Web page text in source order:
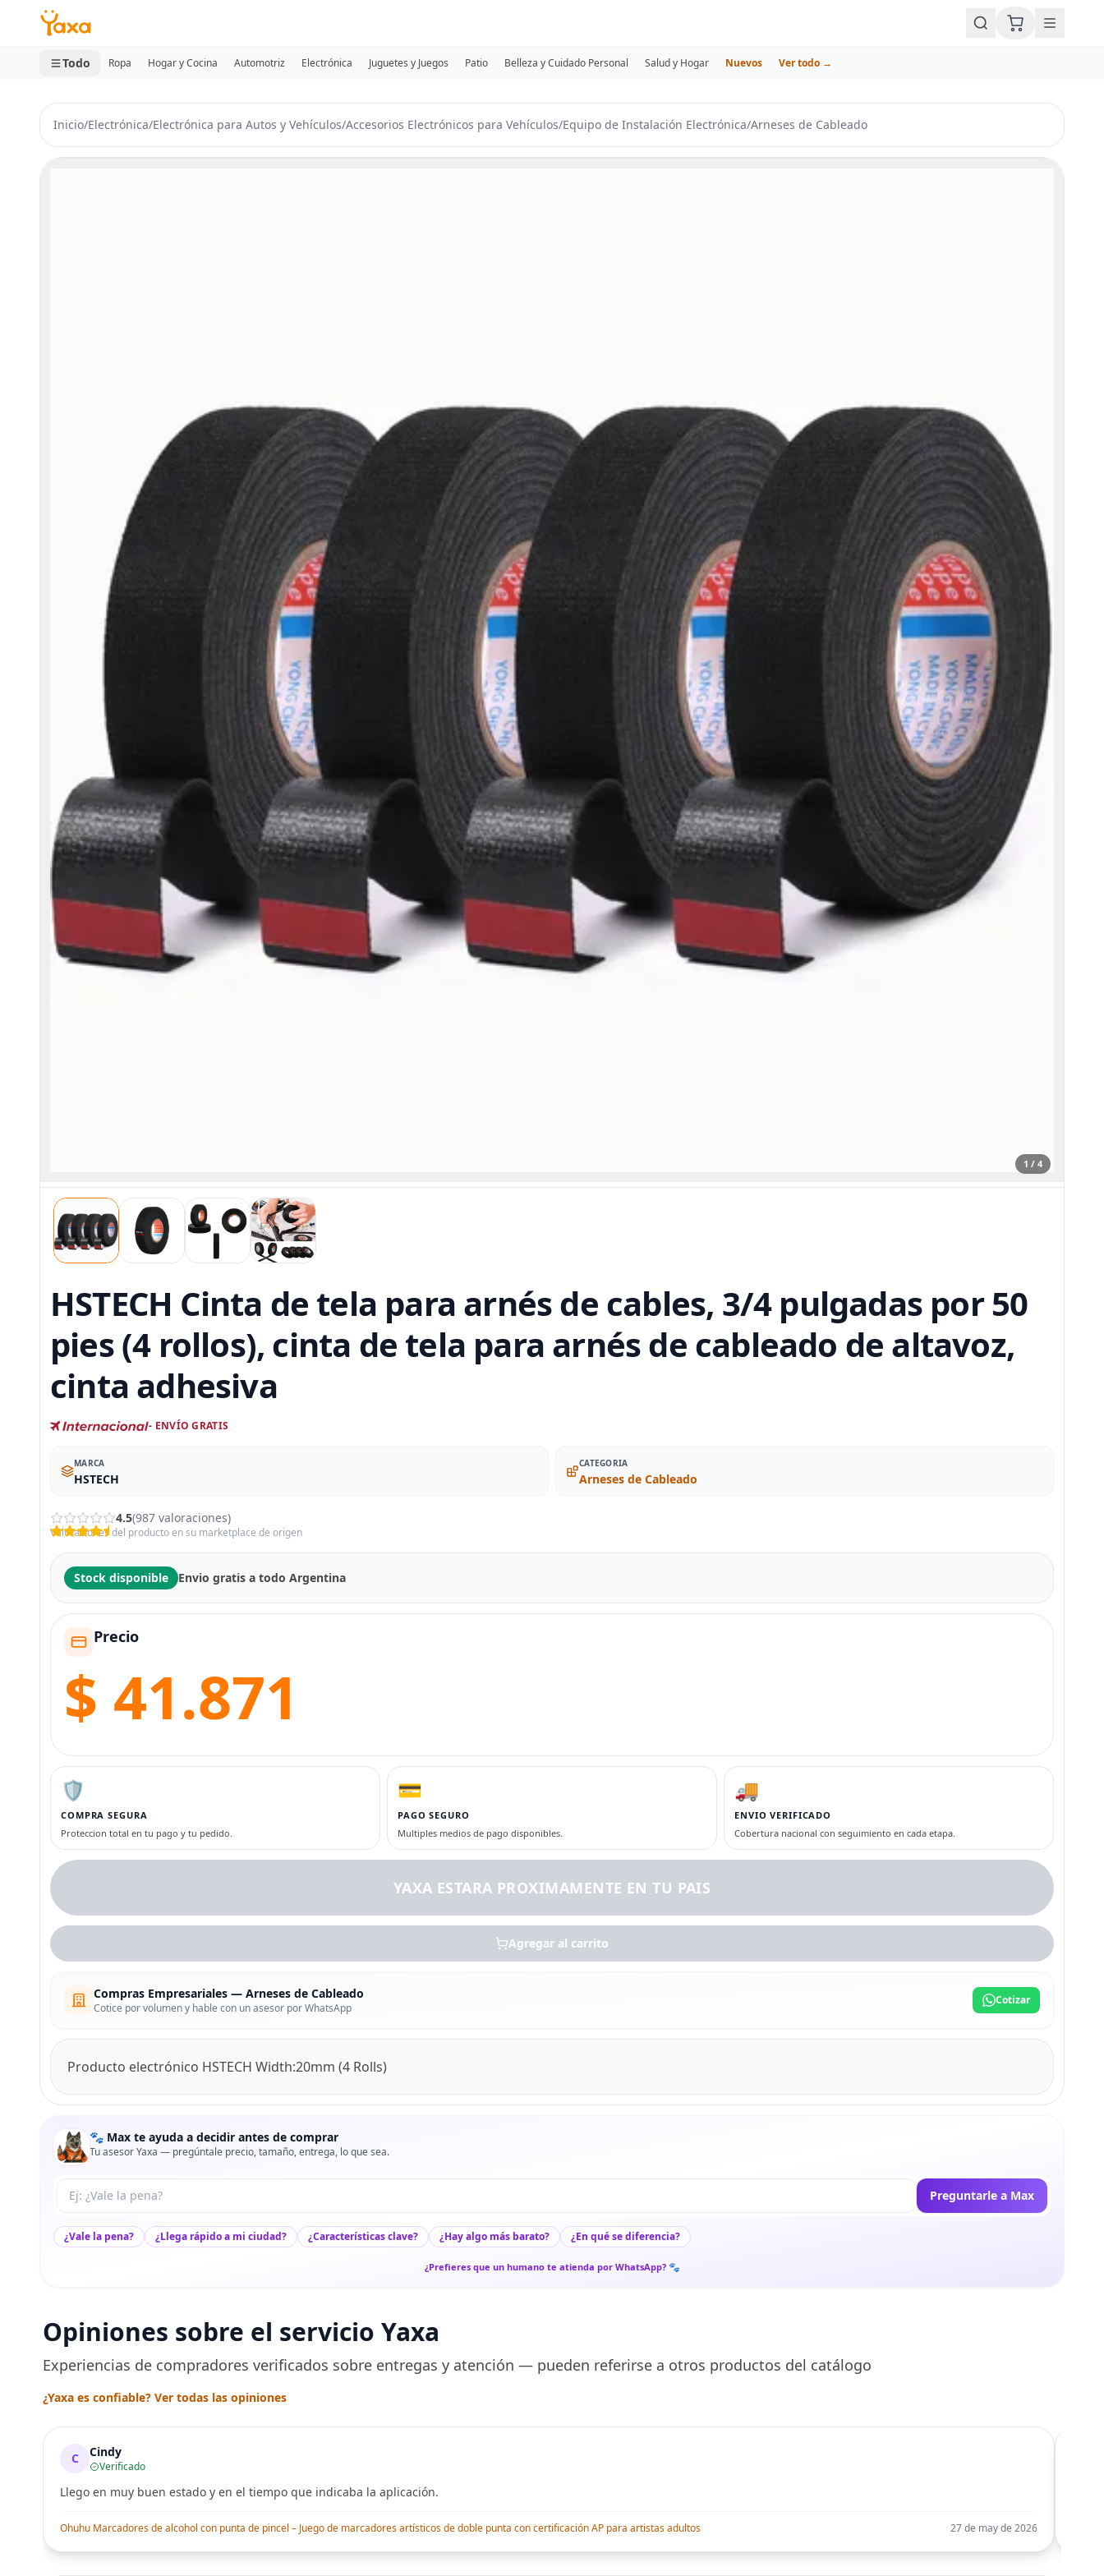
MINI CARRITO
0 productos
Todo Ropa Hogar y Cocina Automotriz Electrónica Juguetes y Juegos Patio Belleza y Cuidado Personal Salud y Hogar Nuevos Ver todo →
Inicio/Electrónica/Electrónica para Autos y Vehículos/Accesorios Electrónicos para Vehículos/Equipo de Instalación Electrónica/Arneses de Cableado
1 / 4
HSTECH Cinta de tela para arnés de cables, 3/4 pulgadas por 50
pies (4 rollos), cinta de tela para arnés de cableado de altavoz,
cinta adhesiva
- ENVÍO GRATIS
MARCA
HSTECH
CATEGORIA
Arneses de Cableado
4.5(987 valoraciones)
Valoraciones del producto en su marketplace de origen
Stock disponible Envio gratis a todo Argentina
Precio
$ 41.871
🛡️
COMPRA SEGURA
Proteccion total en tu pago y tu pedido.
💳
PAGO SEGURO
Multiples medios de pago disponibles.
🚚
ENVIO VERIFICADO
Cobertura nacional con seguimiento en cada etapa.
YAXA ESTARA PROXIMAMENTE EN TU PAIS
Agregar al carrito
Compras Empresariales — Arneses de Cableado
Cotice por volumen y hable con un asesor por WhatsApp
Cotizar
Producto electrónico HSTECH Width:20mm (4 Rolls)
🐾 Max te ayuda a decidir antes de comprar
Tu asesor Yaxa — pregúntale precio, tamaño, entrega, lo que sea.
Tu pregunta a Max Preguntarle a Max
¿Vale la pena? ¿Llega rápido a mi ciudad? ¿Características clave? ¿Hay algo más barato? ¿En qué se diferencia?
¿Prefieres que un humano te atienda por WhatsApp? 🐾
Opiniones sobre el servicio Yaxa
Experiencias de compradores verificados sobre entregas y atención — pueden referirse a otros productos del catálogo
¿Yaxa es confiable? Ver todas las opiniones
C Cindy
Verificado
Llego en muy buen estado y en el tiempo que indicaba la aplicación.
Ohuhu Marcadores de alcohol con punta de pincel – Juego de marcadores artísticos de doble punta con certificación AP para artistas adultos 27 de may de 2026